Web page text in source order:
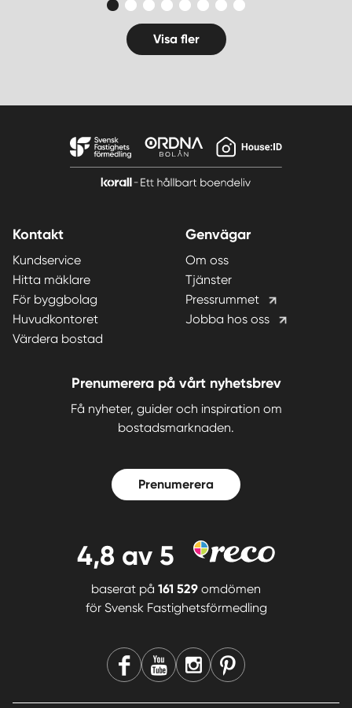
Visa fler
Kontakt
Kundservice
Hitta mäklare
För byggbolag
Huvudkontoret
Värdera bostad
Genvägar
Om oss
Tjänster
Pressrummet
Jobba hos oss
Prenumerera på vårt nyhetsbrev
Få nyheter, guider och inspiration om
bostadsmarknaden.
Prenumerera
4,8 av 5
baserat på 161 529 omdömen
för Svensk Fastighetsförmedling